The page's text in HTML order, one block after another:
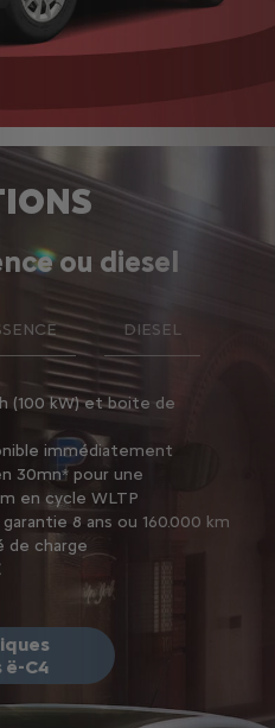
ou diesel
(100 kW) et boite de
immédiatement
30mn* pour une
en cycle WLTP
8 ans ou 160.000 km
de charge
C4
DIESEL